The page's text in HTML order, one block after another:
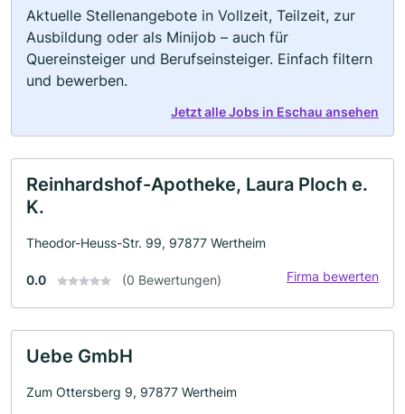
Aktuelle Stellenangebote in Vollzeit, Teilzeit, zur
Ausbildung oder als Minijob – auch für
Quereinsteiger und Berufseinsteiger. Einfach filtern
und bewerben.
Jetzt alle Jobs in Eschau ansehen
Reinhardshof-Apotheke, Laura Ploch e.
K.
Theodor-Heuss-Str. 99, 97877 Wertheim
0.0 (0 Bewertungen) Firma bewerten
Uebe GmbH
Zum Ottersberg 9, 97877 Wertheim